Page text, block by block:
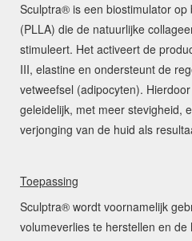
Sculptra® is een biostimulator op
(PLLA) die de natuurlijke
stimuleert. Het activeert de
III, elastine en ondersteunt de
vetweefsel (adipocyten).
geleidelijk, met meer stevigheid,
verjonging van de huid als
Toepassing
Sculptra® wordt voornamelijk
volumeverlies te herstellen en